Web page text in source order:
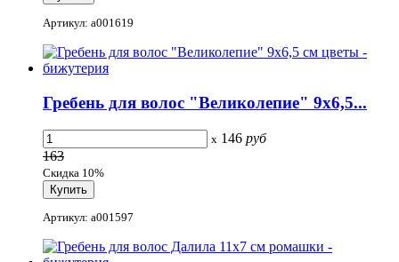
Артикул: a001619
Гребень для волос "Великолепие" 9x6,5...
x 146 руб
163
Скидка 10%
Артикул: a001597